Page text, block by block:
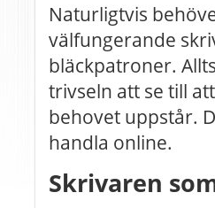
Naturligtvis
välfungerande
bläckpatroner.
trivseln att se till
behovet uppstår.
handla online.
Skrivaren